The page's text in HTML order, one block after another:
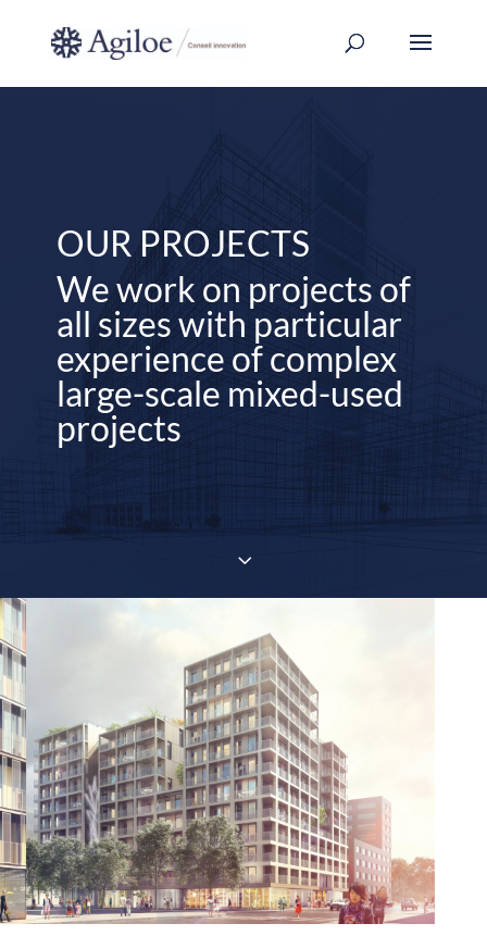
OUR PROJECTS
We work on projects of
all sizes with particular
experience of complex
large-scale mixed-used
projects
3